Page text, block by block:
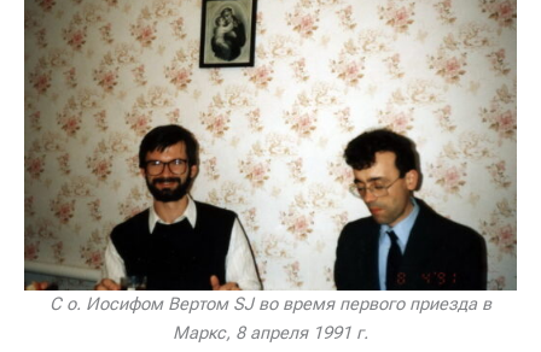
С о. Иосифом Вертом SJ во время первого приезда в
Маркс, 8 апреля 1991 г.